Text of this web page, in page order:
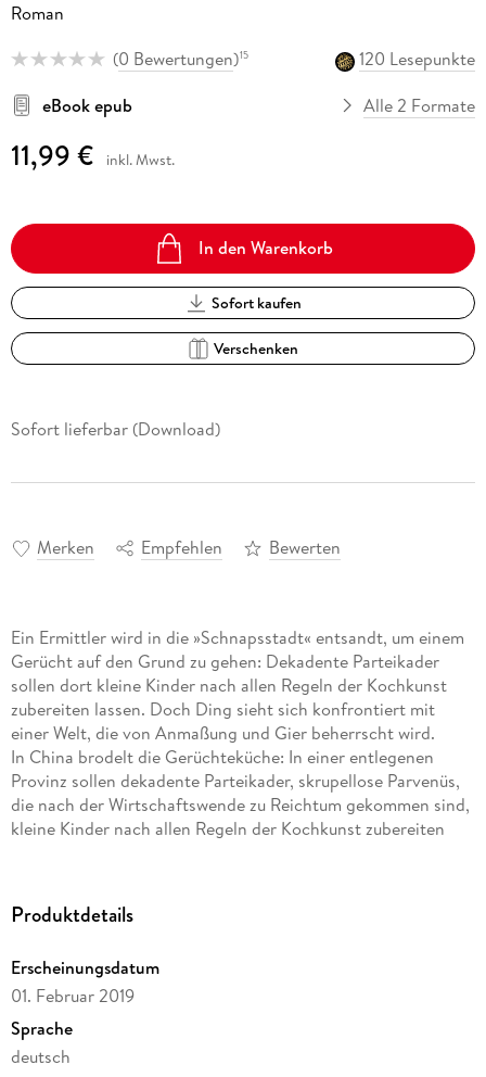
Roman
(0 Bewertungen)15
120 Lesepunkte
eBook epub
Alle 2 Formate
11,99 € inkl. Mwst.
In den Warenkorb
Sofort kaufen
Verschenken
Sofort lieferbar (Download)
Merken Empfehlen Bewerten
Ein Ermittler wird in die »Schnapsstadt« entsandt, um einem
Gerücht auf den Grund zu gehen: Dekadente Parteikader
sollen dort kleine Kinder nach allen Regeln der Kochkunst
zubereiten lassen. Doch Ding sieht sich konfrontiert mit
einer Welt, die von Anmaßung und Gier beherrscht wird.
In China brodelt die Gerüchteküche: In einer entlegenen
Provinz sollen dekadente Parteikader, skrupellose Parvenüs,
die nach der Wirtschaftswende zu Reichtum gekommen sind,
kleine Kinder nach allen Regeln der Kochkunst zubereiten
den Fall aufgegriffen, sieht er sich konfrontiert mit einer
Anmaßung und Gier beherrscht wird.
Die Schnapsstadt ist eine virtuose Groteske, eine politische
Allegorie, die das neue China der toten Ideale und seine
gesellschaftliche Wirklichkeit kühn gegen den Strich bürstet.
Produktdetails
Erscheinungsdatum
01. Februar 2019
Sprache
deutsch